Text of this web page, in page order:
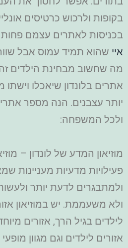
בקופות ולרכוש כרטיסים
בכניסות לאתרים עצמם פחות
איי שהוא תמיד עמוס אבל
מה שחשוב מבחינת הילדים
אתרים בלונדון שיאכלו וישתו
יותר עצבנים. הנה מספר
ולכל המשפחה:
מוזיאון המדע של לונדון –
פעילויות מדעיות מעניינות
ולמתבגרים לדעת יותר
ולא משעממת. יש במוזיאון
לילדים בגיל הרך, אזורים
אזורים לילדים וגם מגוון